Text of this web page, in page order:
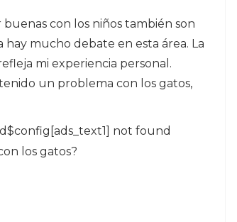
con los niños también son
mucho debate en esta área. La
mi experiencia personal.
un problema con los gatos,
not found
los gatos?